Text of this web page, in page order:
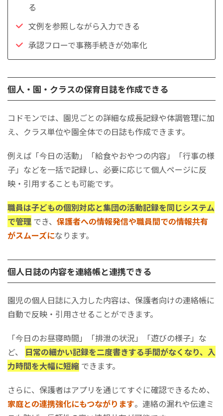
る
文例を参照しながら入力できる
承認フローで事務手続きが効率化
個人・園・クラスの保育日誌を作成できる
コドモンでは、園児ごとの詳細な成長記録や体調管理に加
え、クラス単位や園全体での日誌も作成できます。
例えば「今日の活動」「給食やおやつの内容」「行事の様
子」などを一括で記録し、必要に応じて個人ページに反
映・引用することも可能です。
職員は子どもの個別対応と集団の活動記録を同じシステム
で管理 でき、 保護者への情報発信や職員間での情報共有
がスムーズになります。
個人日誌の内容を連絡帳と連携できる
園児の個人日誌に入力した内容は、保護者向けの連絡帳に
自動で反映・引用させることができます。
「今日のお昼寝時間」「排泄の状況」「遊びの様子」な
ど、 日常の細かい記録を二度書きする手間がなくなり、入
力時間を大幅に短縮 できます。
さらに、保護者はアプリを通じてすぐに確認できるため、
家庭との連携強化にもつながります。連絡の漏れや伝達ミ